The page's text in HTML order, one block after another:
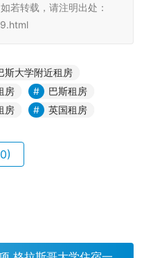
若转载，请注明出处：
斯大学附近租房
房
巴斯租房
房 英国租房